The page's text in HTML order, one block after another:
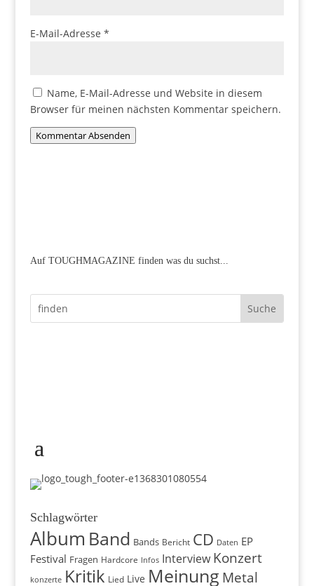
E-Mail-Adresse *
Name, E-Mail-Adresse und Website in diesem
Browser für meinen nächsten Kommentar speichern.
Kommentar Absenden
Auf TOUGHMAGAZINE finden was du suchst...
Schlagwörter
Album Band Bands Bericht CD Daten EP
Festival Fragen Hardcore Infos Interview Konzert
konzerte Kritik Lied Live Meinung Metal